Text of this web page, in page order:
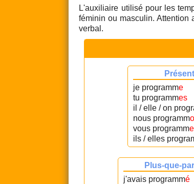
L'auxiliaire utilisé pour les
féminin ou masculin.
verbal.
Présent
je programme
tu programmes
il / elle / on
nous programm
vous programm
ils / elles
Plus-que-
j'avais programmé